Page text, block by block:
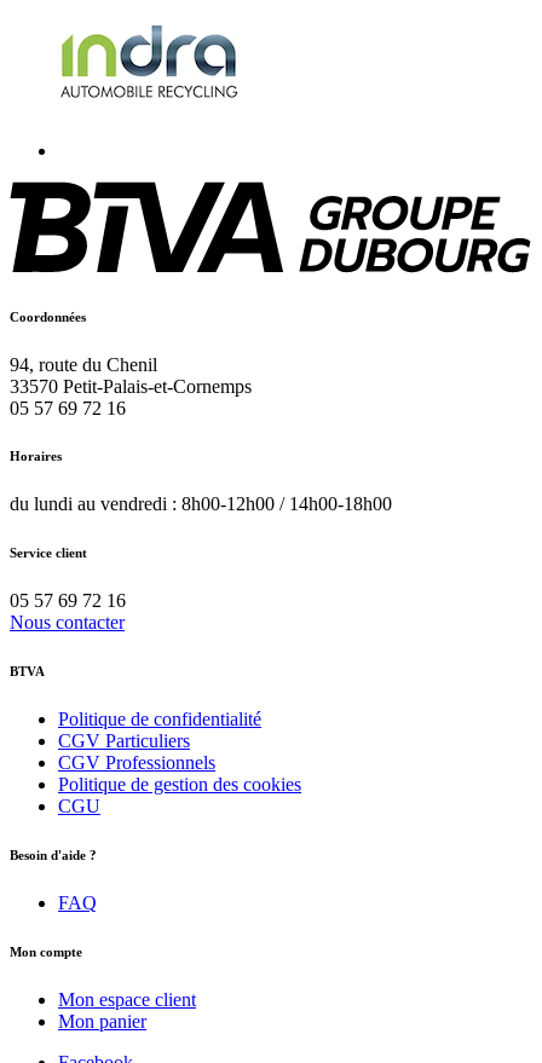
Coordonnées
94, route du Chenil
33570 Petit-Palais-et-Cornemps
05 57 69 72 16
Horaires
du lundi au vendredi : 8h00-12h00 / 14h00-18h00
Service client
05 57 69 72 16
Nous contacter
BTVA
Politique de confidentialité
CGV Particuliers
CGV Professionnels
Politique de gestion des cookies
CGU
Besoin d'aide ?
FAQ
Mon compte
Mon espace client
Mon panier